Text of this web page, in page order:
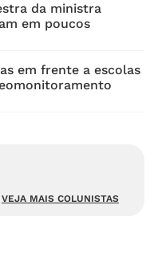
da ministra
em poucos
em frente a escolas
VEJA MAIS COLUNISTAS